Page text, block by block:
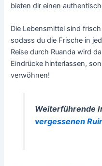
bieten dir einen
Die Lebensmittel sind
sodass du die Frische in
Reise durch Ruanda wird
Eindrücke hinterlassen,
verwöhnen!
Weiterführende
vergessenen